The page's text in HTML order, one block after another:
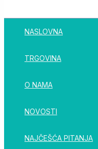
NASLOVNA
TRGOVINA
O NAMA
NOVOSTI
NAJČEŠĆA PITANJA